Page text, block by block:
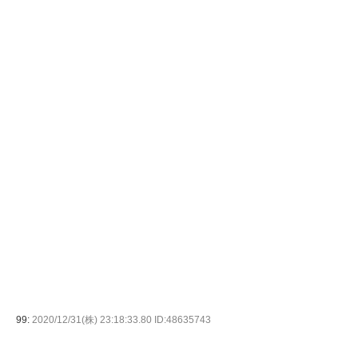
99: 2020/12/31(株) 23:18:33.80 ID:48635743